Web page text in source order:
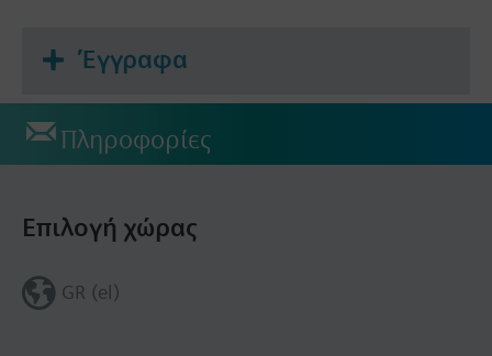
Έγγραφα
Πληροφορίες
Επιλογή χώρας
GR (el)